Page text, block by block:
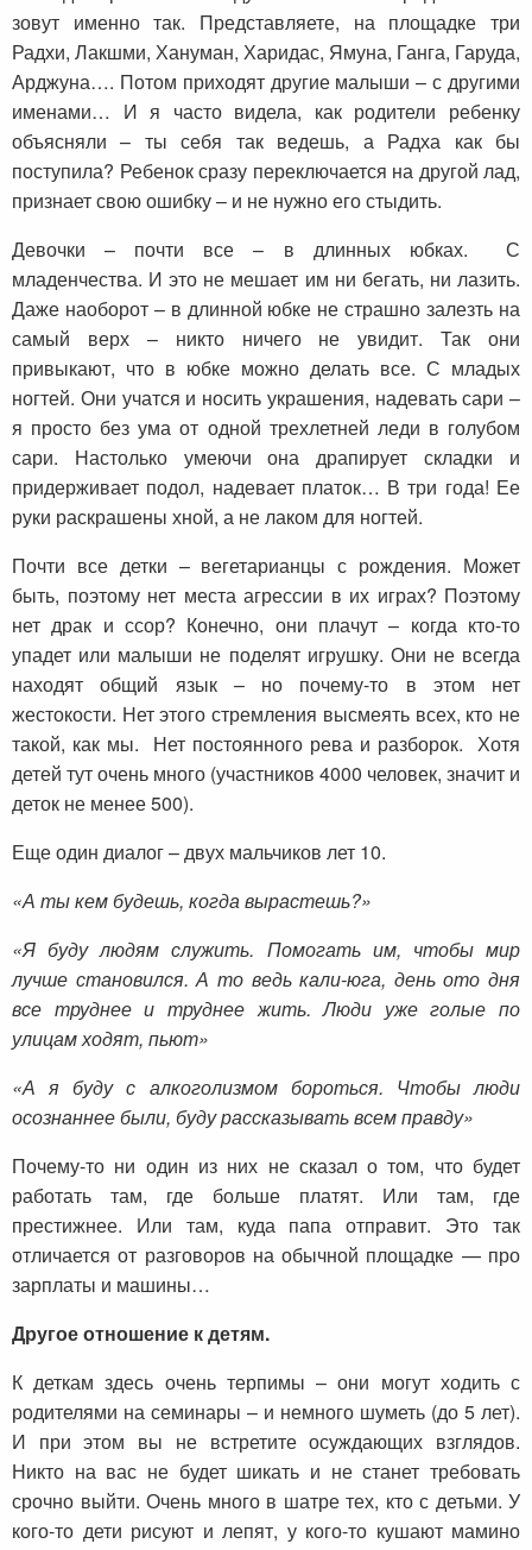
зовут именно так. Представляете, на площадке три
Радхи, Лакшми, Хануман, Харидас, Ямуна, Ганга, Гаруда,
Арджуна…. Потом приходят другие малыши – с другими
именами… И я часто видела, как родители ребенку
объясняли – ты себя так ведешь, а Радха как бы
поступила? Ребенок сразу переключается на другой лад,
признает свою ошибку – и не нужно его стыдить.
Девочки – почти все – в длинных юбках. С
младенчества. И это не мешает им ни бегать, ни лазить.
Даже наоборот – в длинной юбке не страшно залезть на
самый верх – никто ничего не увидит. Так они
привыкают, что в юбке можно делать все. С младых
ногтей. Они учатся и носить украшения, надевать сари –
я просто без ума от одной трехлетней леди в голубом
сари. Настолько умеючи она драпирует складки и
придерживает подол, надевает платок… В три года! Ее
руки раскрашены хной, а не лаком для ногтей.
Почти все детки – вегетарианцы с рождения. Может
быть, поэтому нет места агрессии в их играх? Поэтому
нет драк и ссор? Конечно, они плачут – когда кто-то
упадет или малыши не поделят игрушку. Они не всегда
находят общий язык – но почему-то в этом нет
жестокости. Нет этого стремления высмеять всех, кто не
такой, как мы. Нет постоянного рева и разборок. Хотя
детей тут очень много (участников 4000 человек, значит и
деток не менее 500).
Еще один диалог – двух мальчиков лет 10.
«А ты кем будешь, когда вырастешь?»
«Я буду людям служить. Помогать им, чтобы мир
лучше становился. А то ведь кали-юга, день ото дня
все труднее и труднее жить. Люди уже голые по
улицам ходят, пьют»
«А я буду с алкоголизмом бороться. Чтобы люди
осознаннее были, буду рассказывать всем правду»
Почему-то ни один из них не сказал о том, что будет
работать там, где больше платят. Или там, где
престижнее. Или там, куда папа отправит. Это так
отличается от разговоров на обычной площадке — про
зарплаты и машины…
Другое отношение к детям.
К деткам здесь очень терпимы – они могут ходить с
родителями на семинары – и немного шуметь (до 5 лет).
И при этом вы не встретите осуждающих взглядов.
Никто на вас не будет шикать и не станет требовать
срочно выйти. Очень много в шатре тех, кто с детьми. У
кого-то дети рисуют и лепят, у кого-то кушают мамино